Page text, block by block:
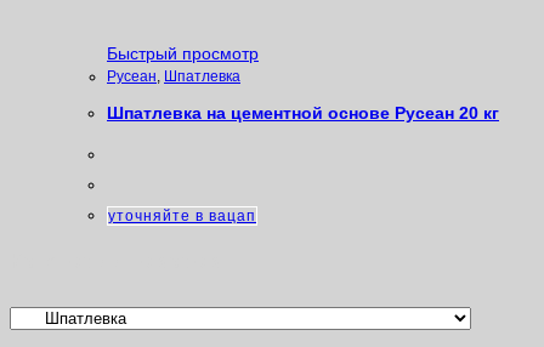
Быстрый просмотр
Русеан, Шпатлевка
Шпатлевка на цементной основе Русеан 20 кг
уточняйте в вацап